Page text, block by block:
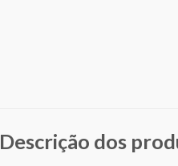
Descrição dos